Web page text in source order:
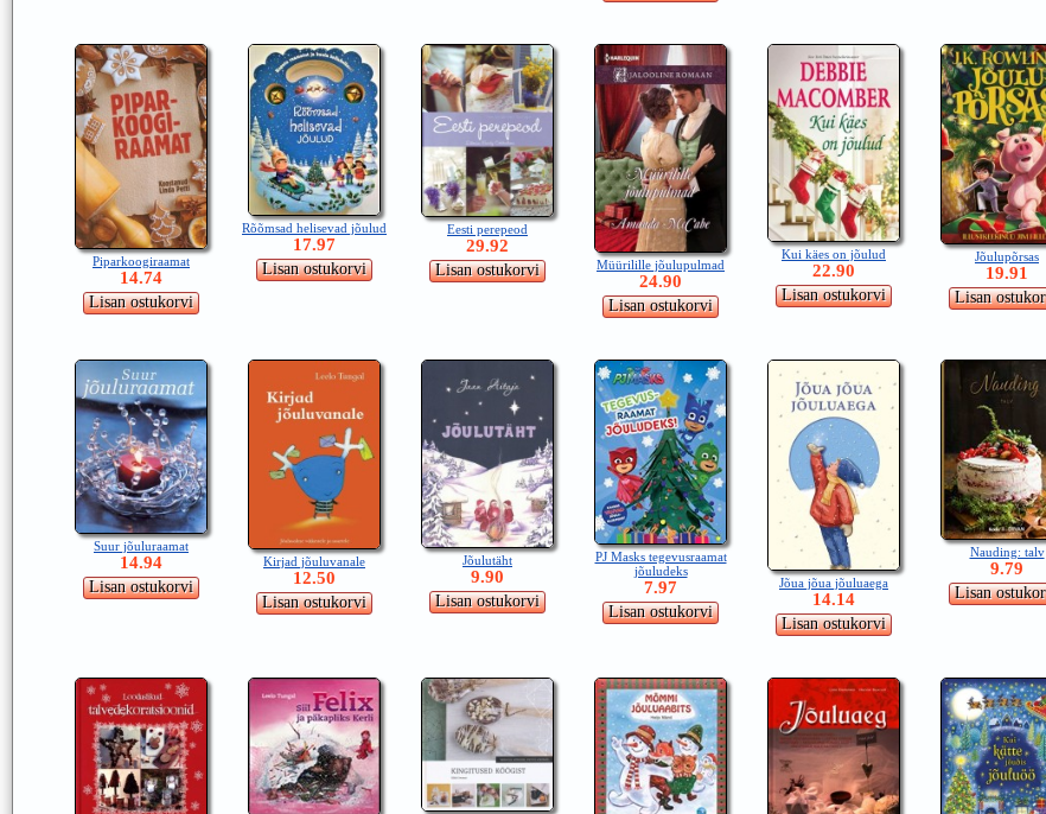
Piparkoogiraamat
14.74
Rõõmsad helisevad jõulud
17.97
Eesti perepeod
29.92
Müürilille jõulupulmad
24.90
Kui käes on jõulud
22.90
Jõulupõrsas
19.91
Suur jõuluraamat
14.94 Kirjad jõuluvanale
12.50
Jõulutäht
9.90
PJ Masks tegevusraamat
jõuludeks
7.97 Jõua jõua jõuluaega
14.14
Nauding: talv
9.79